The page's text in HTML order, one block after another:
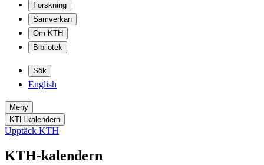
Forskning
Samverkan
Om KTH
Bibliotek
Sök
English
Meny
KTH-kalendern
Upptäck KTH
KTH-kalendern